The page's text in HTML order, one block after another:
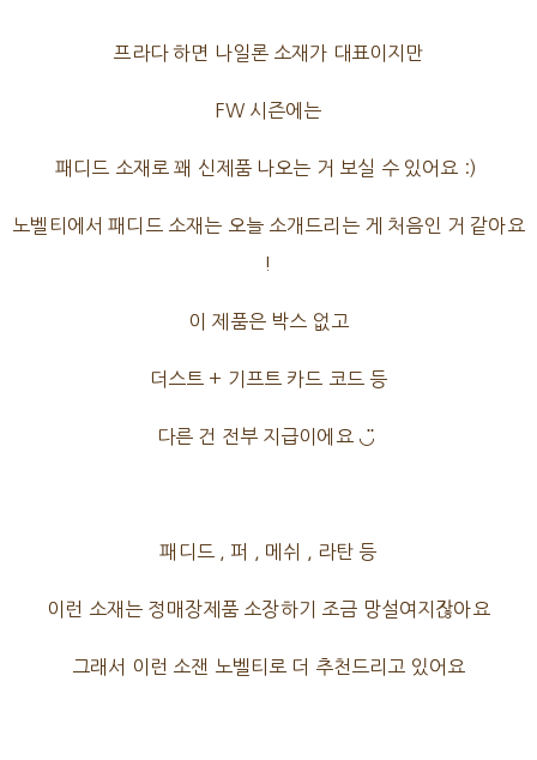
프라다 하면 나일론 소재가 대표이지만
FW 시즌에는
패디드 소재로 꽤 신제품 나오는 거 보실 수 있어요 :)
노벨티에서 패디드 소재는 오늘 소개드리는 게 처음인 거 같아요
!
이 제품은 박스 없고
더스트 + 기프트 카드 코드 등
다른 건 전부 지급이에요 ◡̈
패디드 , 퍼 , 메쉬 , 라탄 등
이런 소재는 정매장제품 소장하기 조금 망설여지잖아요
그래서 이런 소잰 노벨티로 더 추천드리고 있어요